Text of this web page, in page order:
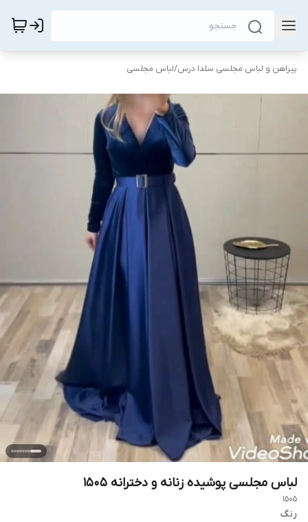
پیراهن و لباس مجلسی سلدا درس/لباس مجلسی
لباس مجلسی پوشیده زنانه و دخترانه ۱۵۰۵
1505
رنگ